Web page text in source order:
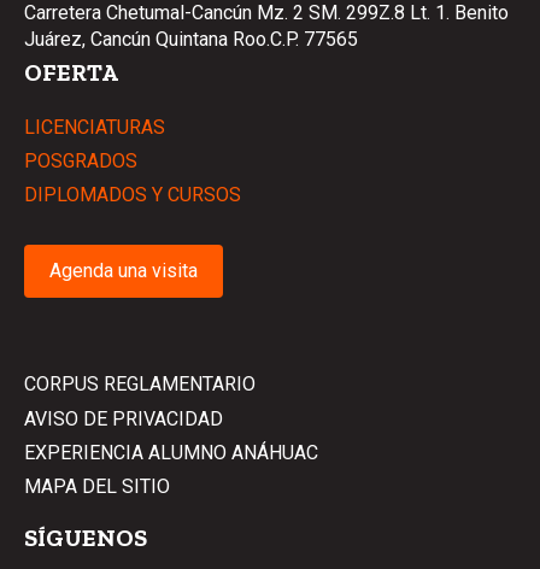
Carretera Chetumal-Cancún Mz. 2 SM. 299Z.8 Lt. 1. Benito
Juárez, Cancún Quintana Roo.C.P. 77565
OFERTA
LICENCIATURAS
POSGRADOS
DIPLOMADOS Y CURSOS
Agenda una visita
CORPUS REGLAMENTARIO
AVISO DE PRIVACIDAD
EXPERIENCIA ALUMNO ANÁHUAC
MAPA DEL SITIO
SÍGUENOS